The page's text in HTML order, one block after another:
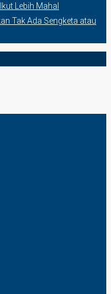
Lebih Mahal
Tak Ada Sengketa atau